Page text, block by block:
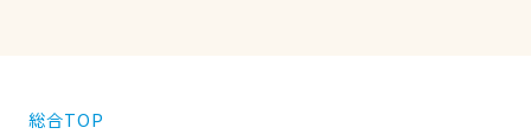
総合TOP